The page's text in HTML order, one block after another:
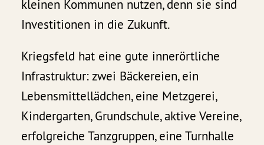
kleinen Kommunen nutzen, denn sie sind
Investitionen in die Zukunft.
Kriegsfeld hat eine gute innerörtliche
Infrastruktur: zwei Bäckereien, ein
Lebensmittellädchen, eine Metzgerei,
Kindergarten, Grundschule, aktive Vereine,
erfolgreiche Tanzgruppen, eine Turnhalle